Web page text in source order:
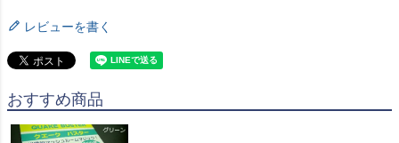
レビューを書く
おすすめ商品